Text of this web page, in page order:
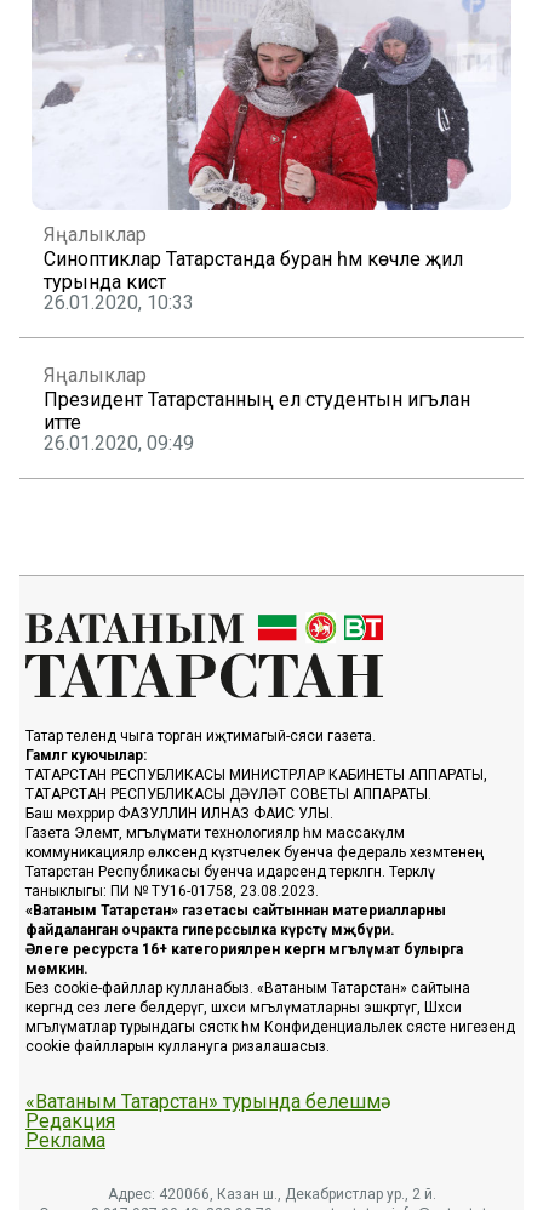
Яңалыклар
Синоптиклар Татарстанда буран һәм көчле җил
турында кисәтә
26.01.2020, 10:33
Яңалыклар
Президент Татарстанның ел студентын игълан
итте
26.01.2020, 09:49
Татар телендә чыга торган иҗтимагый-сәяси газета.
Гамәлгә куючылар:
ТАТАРСТАН РЕСПУБЛИКАСЫ МИНИСТРЛАР КАБИНЕТЫ АППАРАТЫ,
ТАТАРСТАН РЕСПУБЛИКАСЫ ДӘҮЛӘТ СОВЕТЫ АППАРАТЫ.
Баш мөхәррир ФАЗУЛЛИН ИЛНАЗ ФАИС УЛЫ.
Газета Элемтә, мәгълүмати технологияләр һәм массакүләм
коммуникацияләр өлкәсендә күзәтчелек буенча федераль хезмәтенең
Татарстан Республикасы буенча идарәсендә теркәлгән. Теркәлү
таныклыгы: ПИ № ТУ16-01758, 23.08.2023.
«Ватаным Татарстан» газетасы сайтыннан материалларны
файдаланган очракта гиперссылка күрсәтү мәҗбүри.
Әлеге ресурста 16+ категорияләренә кергән мәгълүмат булырга
мөмкин.
Без cookie-файллар кулланабыз. «Ватаным Татарстан» сайтына
кергәндә сез әлеге белдерүгә, шәхси мәгълүматларны эшкәртүгә, Шәхси
мәгълүматлар турындагы сәясәткә һәм Конфиденциальлек сәясәте нигезендә
cookie файлларын куллануга ризалашасыз.
«Ватаным Татарстан» турында белешмә
Редакция
Реклама
Адрес: 420066, Казан ш., Декабристлар ур., 2 й.